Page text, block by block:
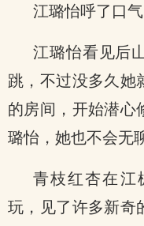
江璐怡呼了口
江璐怡看见后
跳，不过没多久她
的房间，开始潜心
璐怡，她也不会无
青枝红杏在江
玩，见了许多新奇